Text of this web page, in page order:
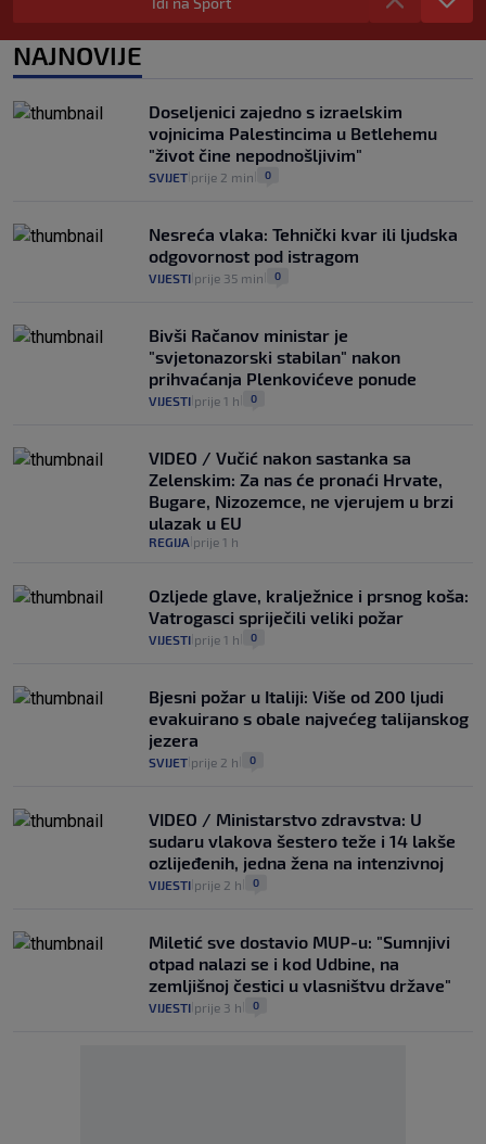
VIJESTI 2. kol. 0
koliko iz Osijeka
VIJESTI 2. kol. 14
NAJNOVIJE
Doseljenici zajedno s izraelskim
vojnicima Palestincima u Betlehemu
"život čine nepodnošljivim"
SVIJET prije 2 min 0
Nesreća vlaka: Tehnički kvar ili ljudska
odgovornost pod istragom
VIJESTI prije 35 min 0
Bivši Račanov ministar je
"svjetonazorski stabilan" nakon
prihvaćanja Plenkovićeve ponude
VIJESTI prije 1 h 0
VIDEO / Vučić nakon sastanka sa
Zelenskim: Za nas će pronaći Hrvate,
Bugare, Nizozemce, ne vjerujem u brzi
ulazak u EU
REGIJA prije 1 h
Ozljede glave, kralježnice i prsnog koša:
Vatrogasci spriječili veliki požar
VIJESTI prije 1 h 0
Bjesni požar u Italiji: Više od 200 ljudi
evakuirano s obale najvećeg talijanskog
jezera
SVIJET prije 2 h 0
VIDEO / Ministarstvo zdravstva: U
sudaru vlakova šestero teže i 14 lakše
ozlijeđenih, jedna žena na intenzivnoj
VIJESTI prije 2 h 0
Miletić sve dostavio MUP-u: "Sumnjivi
otpad nalazi se i kod Udbine, na
zemljišnoj čestici u vlasništvu države"
VIJESTI prije 3 h 0